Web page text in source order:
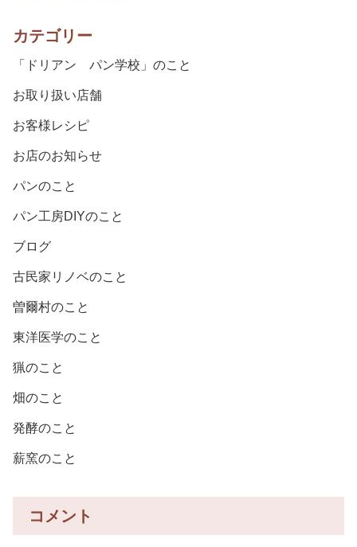
カテゴリー
「ドリアン パン学校」のこと
お取り扱い店舗
お客様レシピ
お店のお知らせ
パンのこと
パン工房DIYのこと
ブログ
古民家リノベのこと
曽爾村のこと
東洋医学のこと
猟のこと
畑のこと
発酵のこと
薪窯のこと
コメント